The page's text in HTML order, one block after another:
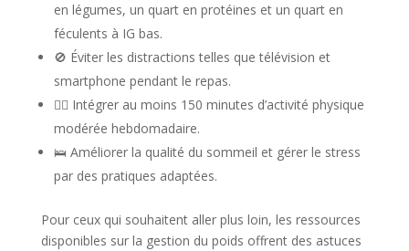
en légumes, un quart en protéines et un quart en
féculents à IG bas.
🚫 Éviter les distractions telles que télévision et
smartphone pendant le repas.
🏃‍♂️ Intégrer au moins 150 minutes d’activité physique
modérée hebdomadaire.
🛌 Améliorer la qualité du sommeil et gérer le stress
par des pratiques adaptées.
Pour ceux qui souhaitent aller plus loin, les ressources
disponibles sur la gestion du poids offrent des astuces